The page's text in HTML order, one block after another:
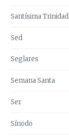
Santísima Trinidad
Sed
Seglares
Semana Santa
Ser
Sínodo